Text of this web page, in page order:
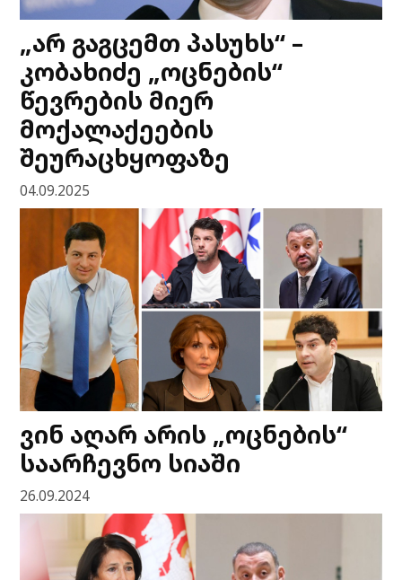
„არ გაგცემთ პასუხს“ –
კობახიძე „ოცნების“
წევრების მიერ
მოქალაქეების
შეურაცხყოფაზე
04.09.2025
ვინ აღარ არის „ოცნების“
საარჩევნო სიაში
26.09.2024